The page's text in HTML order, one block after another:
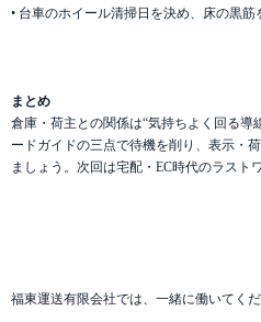
• 台車のホイール清掃日を決め、床の黒筋
まとめ
倉庫・荷主との関係は“気持ちよく回る導
ードガイドの三点で待機を削り、表示・
ましょう。次回は宅配・EC時代のラスト
福東運送有限会社では、一緒に働いてく